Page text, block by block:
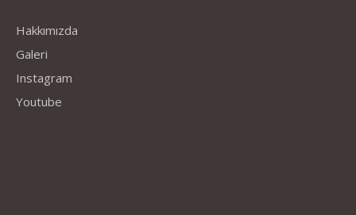
Hakkımızda
Galeri
Instagram
Youtube